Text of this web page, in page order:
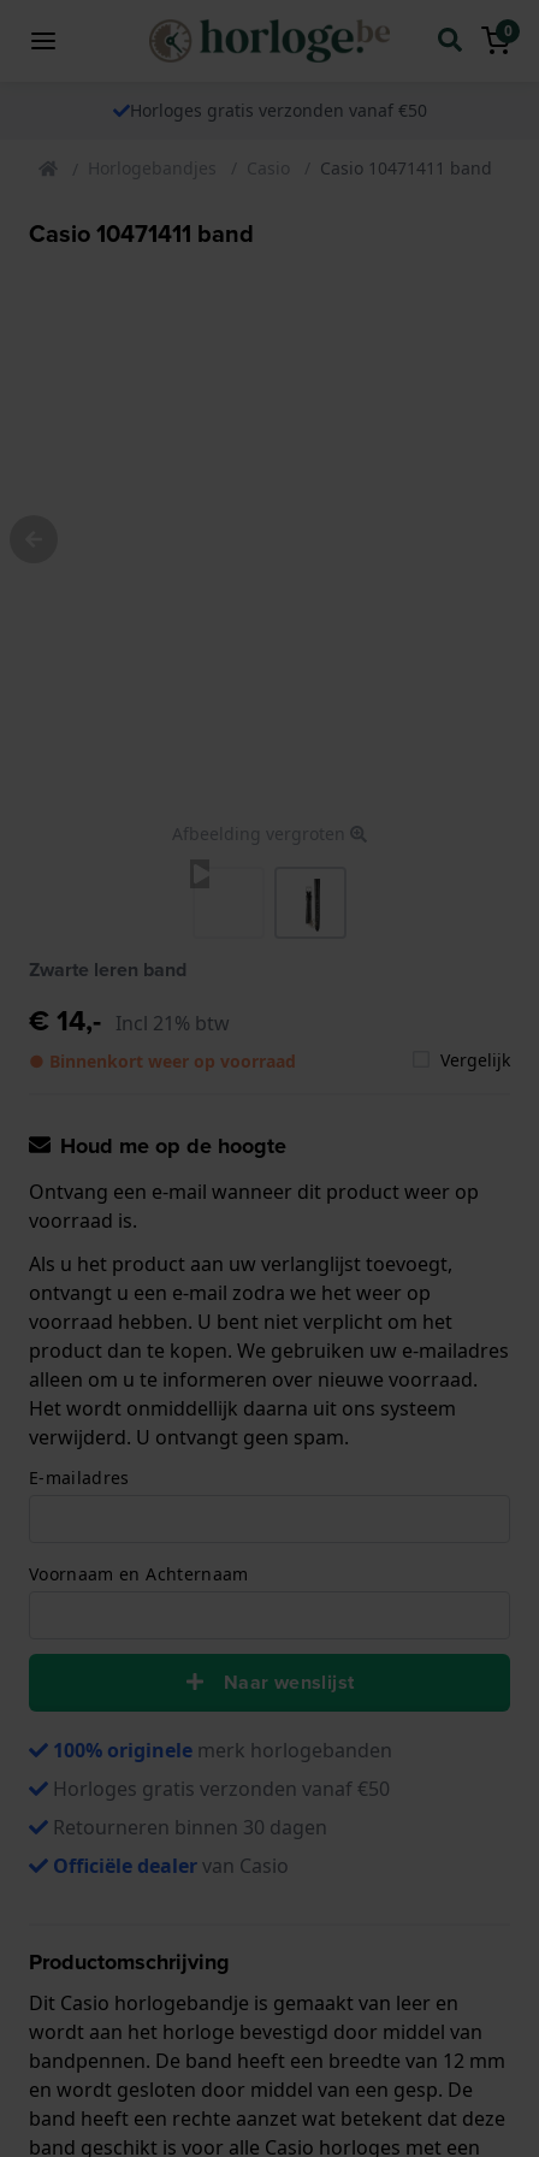
0
Horloges gratis verzonden vanaf €50
Horlogebandjes Casio Casio 10471411 band
Casio 10471411 band
Afbeelding vergroten
Zwarte leren band
€ 14,- Incl 21% btw
● Binnenkort weer op voorraad Vergelijk
Houd me op de hoogte
Ontvang een e-mail wanneer dit product weer op
voorraad is.
Als u het product aan uw verlanglijst toevoegt,
ontvangt u een e-mail zodra we het weer op
voorraad hebben. U bent niet verplicht om het
product dan te kopen. We gebruiken uw e-mailadres
alleen om u te informeren over nieuwe voorraad.
Het wordt onmiddellijk daarna uit ons systeem
verwijderd. U ontvangt geen spam.
E-mailadres
Voornaam en Achternaam
Naar wenslijst
100% originele merk horlogebanden
Horloges gratis verzonden vanaf €50
Retourneren binnen 30 dagen
Officiële dealervan Casio
Productomschrijving
Dit Casio horlogebandje is gemaakt van leer en
wordt aan het horloge bevestigd door middel van
bandpennen. De band heeft een breedte van 12 mm
en wordt gesloten door middel van een gesp. De
band heeft een rechte aanzet wat betekent dat deze
band geschikt is voor alle Casio horloges met een